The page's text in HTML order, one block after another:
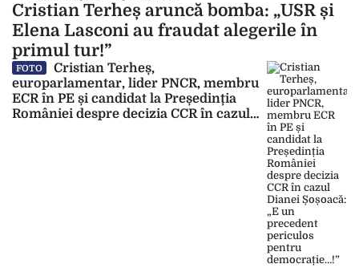
Cristian Terheș aruncă bomba: „USR și
Elena Lasconi au fraudat alegerile în
primul tur!”
FOTO
Cristian Terheș,
europarlamentar, lider PNCR, membru
ECR în PE și candidat la Președinția
României despre decizia CCR în cazul